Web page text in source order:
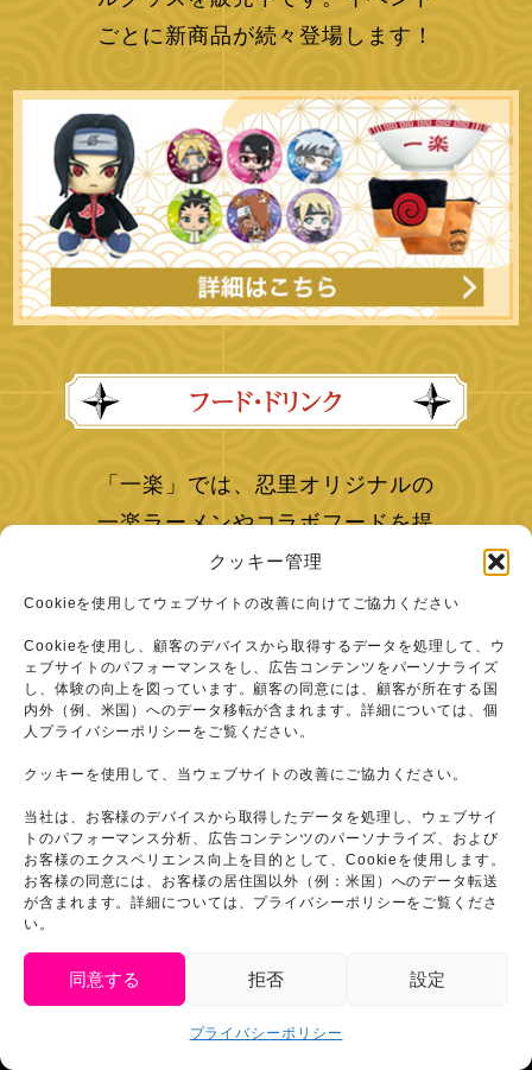
クッキー管理
Cookieを使用してウェブサイトの改善に向けてご協力ください
Cookieを使用し、顧客のデバイスから取得するデータを処理して、ウ
ェブサイトのパフォーマンスをし、広告コンテンツをパーソナライズ
し、体験の向上を図っています。顧客の同意には、顧客が所在する国
内外（例、米国）へのデータ移転が含まれます。詳細については、個
人プライバシーポリシーをご覧ください。
クッキーを使用して、当ウェブサイトの改善にご協力ください。
当社は、お客様のデバイスから取得したデータを処理し、ウェブサイ
トのパフォーマンス分析、広告コンテンツのパーソナライズ、および
お客様のエクスペリエンス向上を目的として、Cookieを使用します。
お客様の同意には、お客様の居住国以外（例：米国）へのデータ転送
が含まれます。詳細については、プライバシーポリシーをご覧くださ
い。
同意する 拒否 設定
プライバシーポリシー
ごとに新商品が続々登場します！
「一楽」では、忍里オリジナルの
一楽ラーメンやコラボフードを提
供中です。1品ご注文ごとにオリジ
ナルコースターをプレゼント！